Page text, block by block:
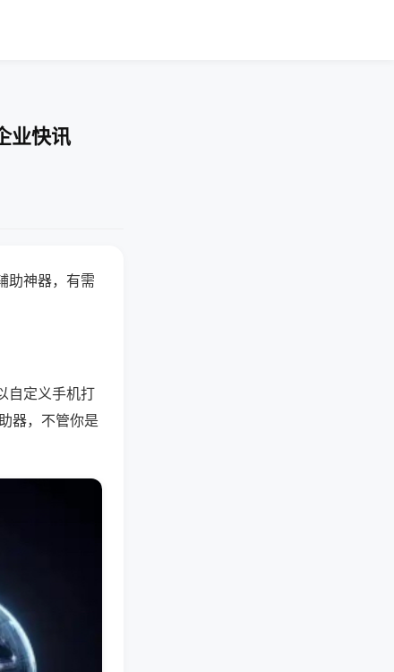
业快讯
助神器，有需
自定义手机打
器，不管你是